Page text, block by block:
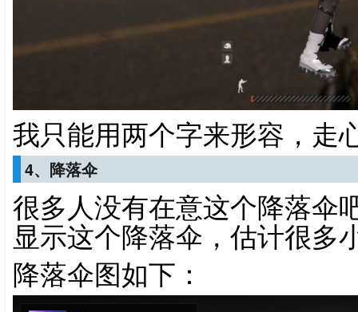
我只能用两个字来形容，走
4、降落伞
很多人没有在意这个降落伞
显示这个降落伞，估计很多
降落伞图如下：